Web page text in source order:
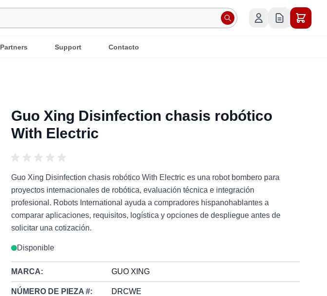
Partners Support Contacto
Guo Xing Disinfection chasis robótico
With Electric
Guo Xing Disinfection chasis robótico With Electric es una robot bombero para
proyectos internacionales de robótica, evaluación técnica e integración
profesional. Robots International ayuda a compradores hispanohablantes a
comparar aplicaciones, requisitos, logística y opciones de despliegue antes de
solicitar una cotización.
Disponible
MARCA: GUO XING
NÚMERO DE PIEZA #: DRCWE